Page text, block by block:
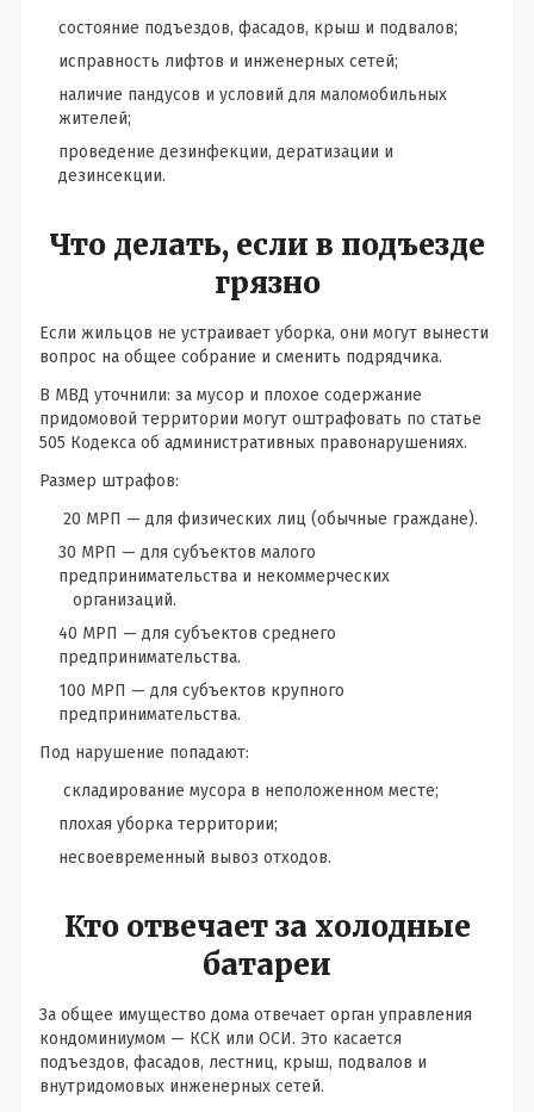
состояние подъездов, фасадов, крыш и подвалов;
исправность лифтов и инженерных сетей;
наличие пандусов и условий для маломобильных
жителей;
проведение дезинфекции, дератизации и
дезинсекции.
Что делать, если в подъезде
грязно
Если жильцов не устраивает уборка, они могут вынести
вопрос на общее собрание и сменить подрядчика.
В МВД уточнили: за мусор и плохое содержание
придомовой территории могут оштрафовать по статье
505 Кодекса об административных правонарушениях.
Размер штрафов:
20 МРП — для физических лиц (обычные граждане).
30 МРП — для субъектов малого
предпринимательства и некоммерческих
организаций.
40 МРП — для субъектов среднего
предпринимательства.
100 МРП — для субъектов крупного
предпринимательства.
Под нарушение попадают:
складирование мусора в неположенном месте;
плохая уборка территории;
несвоевременный вывоз отходов.
Кто отвечает за холодные
батареи
За общее имущество дома отвечает орган управления
кондоминиумом — КСК или ОСИ. Это касается
подъездов, фасадов, лестниц, крыш, подвалов и
внутридомовых инженерных сетей.